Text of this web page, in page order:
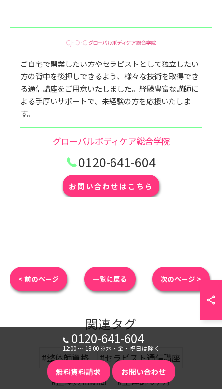
ご自宅で開業したい方やセラピストとして独立したい
方の背中を後押しできるよう、様々な技術を取得でき
る通信講座をご用意いたしました。経験豊富な講師に
よる手厚いサポートで、未経験の方を応援いたしま
す。
グローバルボディケア総合学院
0120-641-604
お問い合わせはこちら
< 前のページ 一覧に戻る 次のページ >
関連タグ
#整体師資格
#セラピスト通信講座
#整体資格期間
#整体師 6ヶ月
0120-641-604
12:00 〜 18:00 ※水・金・祝日は除く
無料資料請求 お問い合わせ